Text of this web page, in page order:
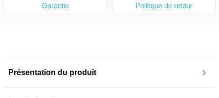
Garantie Politique de retour
Présentation du produit